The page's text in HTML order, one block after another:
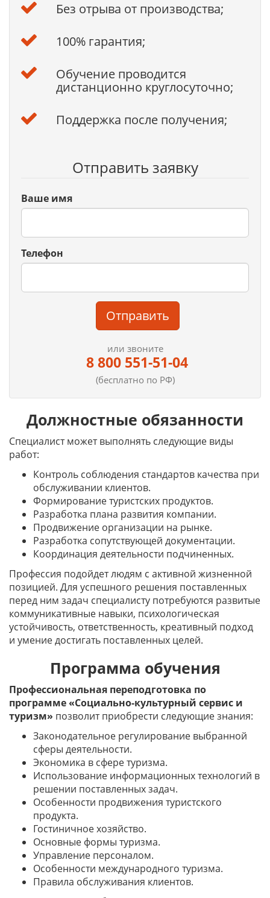
Без отрыва от производства;
100% гарантия;
Обучение проводится
дистанционно круглосуточно;
Поддержка после получения;
Отправить заявку
Ваше имя
Телефон
Отправить
или звоните
8 800 551-51-04
(бесплатно по РФ)
Должностные обязанности
Специалист может выполнять следующие виды
работ:
Контроль соблюдения стандартов качества при
обслуживании клиентов.
Формирование туристских продуктов.
Разработка плана развития компании.
Продвижение организации на рынке.
Разработка сопутствующей документации.
Координация деятельности подчиненных.
Профессия подойдет людям с активной жизненной
позицией. Для успешного решения поставленных
перед ним задач специалисту потребуются развитые
коммуникативные навыки, психологическая
устойчивость, ответственность, креативный подход
и умение достигать поставленных целей.
Программа обучения
Профессиональная переподготовка по
программе «Социально-культурный сервис и
туризм» позволит приобрести следующие знания:
Законодательное регулирование выбранной
сферы деятельности.
Экономика в сфере туризма.
Использование информационных технологий в
решении поставленных задач.
Особенности продвижения туристского
продукта.
Гостиничное хозяйство.
Основные формы туризма.
Управление персоналом.
Особенности международного туризма.
Правила обслуживания клиентов.